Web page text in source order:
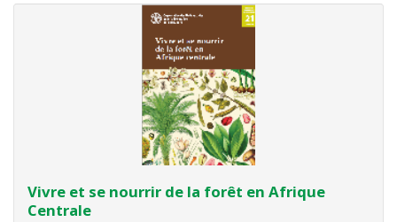
Vivre et se nourrir de la forêt en Afrique
Centrale